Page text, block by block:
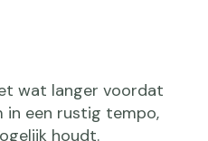
wat langer voordat
in een rustig tempo,
houdt.